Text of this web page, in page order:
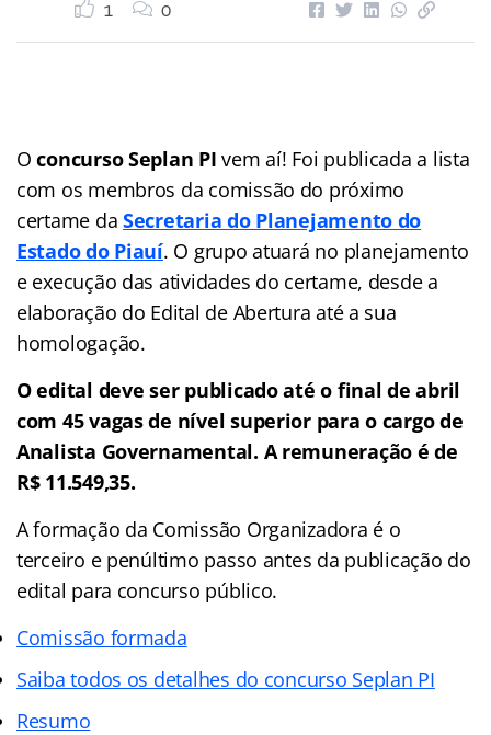
1 0
Oconcurso Seplan PI vem aí! Foi publicada a lista
com os membros da comissão do próximo
certame daSecretaria do Planejamento do
Estado do Piauí. O grupo atuará no planejamento
e execução das atividades do certame, desde a
elaboração do Edital de Abertura até a sua
homologação.
O edital deve ser publicado até o final de abril
com 45 vagas de nível superior para o cargo de
Analista Governamental. A remuneração é de
R$ 11.549,35.
A formação da Comissão Organizadora é o
terceiro e penúltimo passo antes da publicação do
edital para concurso público.
Comissão formada
Saiba todos os detalhes do concurso Seplan PI
Resumo